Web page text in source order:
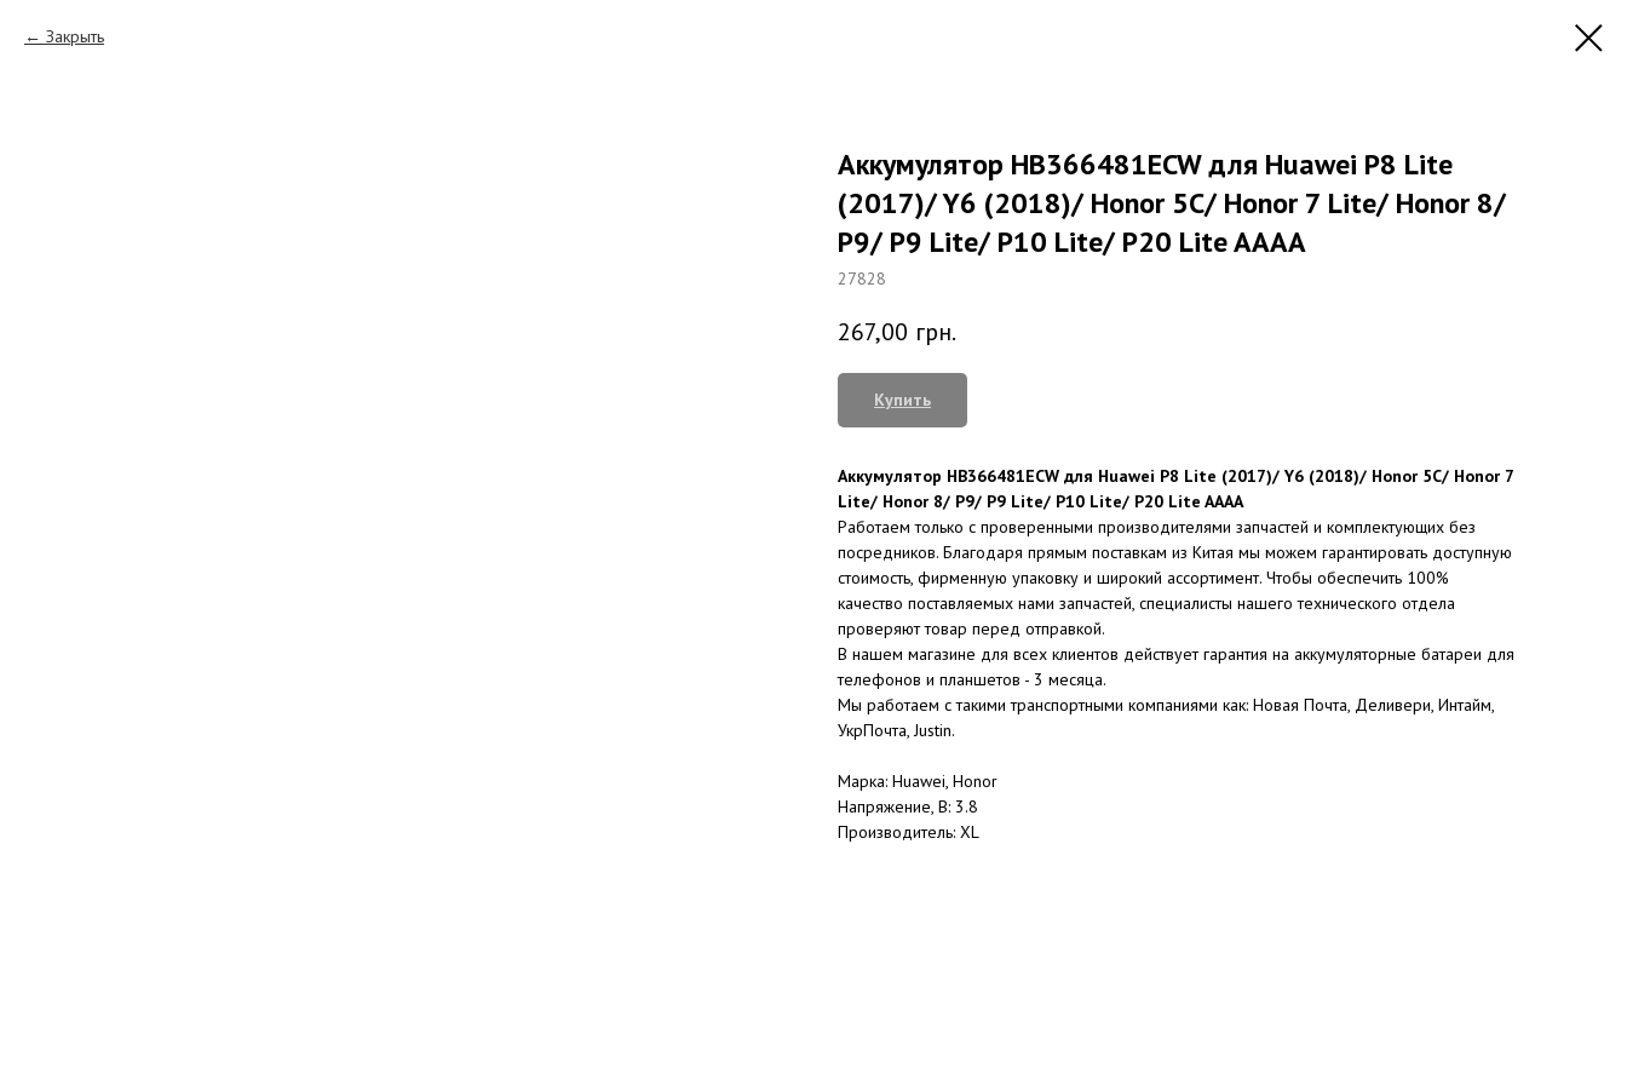
Закрыть
Аккумулятор HB366481ECW для Huawei P8 Lite
(2017)/ Y6 (2018)/ Honor 5C/ Honor 7 Lite/ Honor 8/
P9/ P9 Lite/ P10 Lite/ P20 Lite AAAA
27828
267,00 грн.
Купить
Аккумулятор HB366481ECW для Huawei P8 Lite (2017)/ Y6 (2018)/ Honor 5C/ Honor 7
Lite/ Honor 8/ P9/ P9 Lite/ P10 Lite/ P20 Lite AAAA
Работаем только с проверенными производителями запчастей и комплектующих без
посредников. Благодаря прямым поставкам из Китая мы можем гарантировать доступную
стоимость, фирменную упаковку и широкий ассортимент. Чтобы обеспечить 100%
качество поставляемых нами запчастей, специалисты нашего технического отдела
проверяют товар перед отправкой.
В нашем магазине для всех клиентов действует гарантия на аккумуляторные батареи для
телефонов и планшетов - 3 месяца.
Мы работаем с такими транспортными компаниями как: Новая Почта, Деливери, Интайм,
УкрПочта, Justin.
Марка: Huawei, Honor
Напряжение, В: 3.8
Производитель: XL